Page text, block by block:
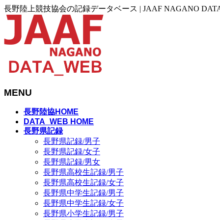
長野陸上競技協会の記録データベース | JAAF NAGANO
MENU
長野陸協HOME
DATA_WEB HOME
長野県記録
長野県記録/男子
長野県記録/女子
長野県記録/男女
長野県高校生記録/男子
長野県高校生記録/女子
長野県中学生記録/男子
長野県中学生記録/女子
長野県小学生記録/男子